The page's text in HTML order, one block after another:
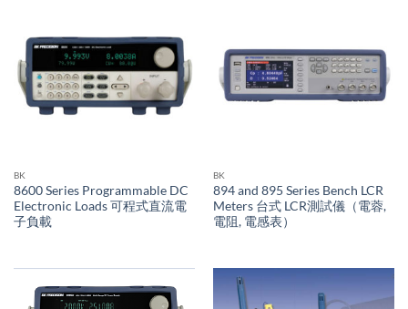
BK
8600 Series Programmable DC
Electronic Loads 可程式直流電
子負載
BK
894 and 895 Series Bench LCR
Meters 台式 LCR測試儀（電蓉,
電阻, 電感表）